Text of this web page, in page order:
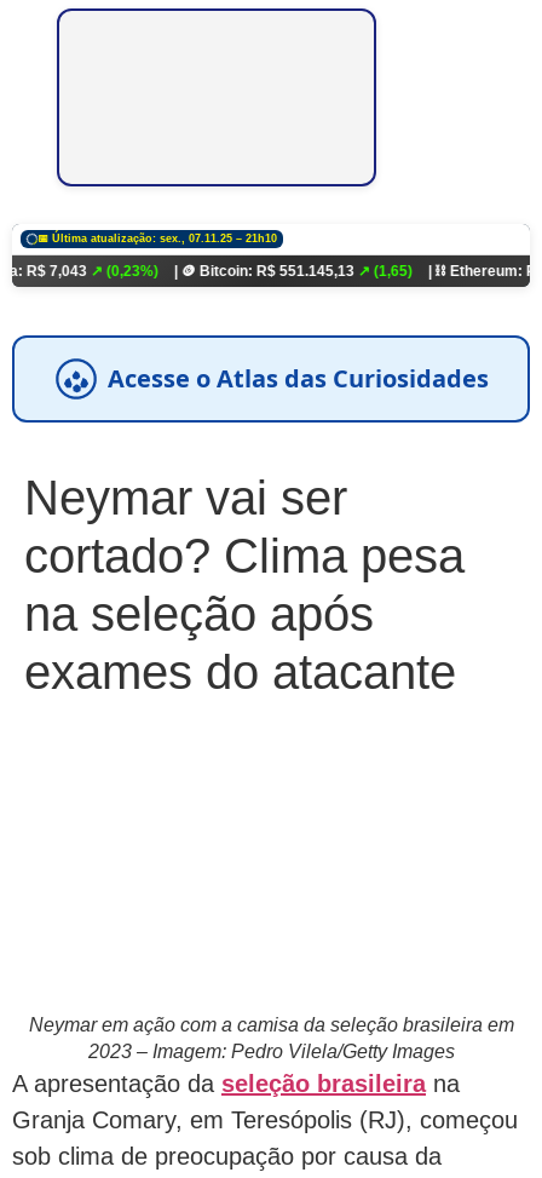
📅 Última atualização: sex., 07.11.25 – 21h10
↗ (0,23%) | 🪙 Bitcoin: R$ 551.145,13↗ (1,65) | ⛓️ Ethereum: R$
Acesse o Atlas das Curiosidades
Neymar vai ser
cortado? Clima pesa
na seleção após
exames do atacante
Neymar em ação com a camisa da seleção brasileira em
2023 – Imagem: Pedro Vilela/Getty Images
A apresentação da seleção brasileirana
Granja Comary, em Teresópolis (RJ), começou
sob clima de preocupação por causa da